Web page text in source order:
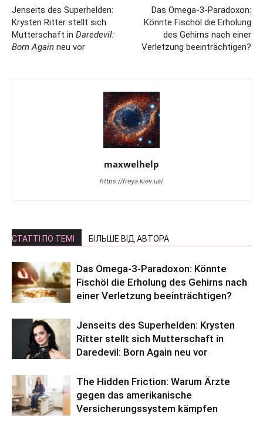
Jenseits des Superhelden:
Krysten Ritter stellt sich
Mutterschaft in Daredevil:
Born Again neu vor
Das Omega-3-Paradoxon:
Könnte Fischöl die Erholung
des Gehirns nach einer
Verletzung beeinträchtigen?
maxwelhelp
https://freya.kiev.ua/
СТАТТІ ПО ТЕМІ БІЛЬШЕ ВІД АВТОРА
Das Omega-3-Paradoxon: Könnte
Fischöl die Erholung des Gehirns nach
einer Verletzung beeinträchtigen?
Jenseits des Superhelden: Krysten
Ritter stellt sich Mutterschaft in
Daredevil: Born Again neu vor
The Hidden Friction: Warum Ärzte
gegen das amerikanische
Versicherungssystem kämpfen